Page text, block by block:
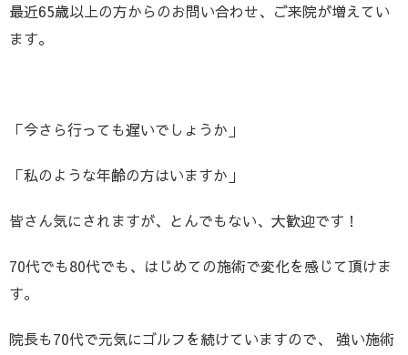
最近65歳以上の方からのお問い合わせ、ご来院が増えてい
ます。
「今さら行っても遅いでしょうか」
「私のような年齢の方はいますか」
皆さん気にされますが、とんでもない、大歓迎です！
70代でも80代でも、はじめての施術で変化を感じて頂けま
す。
院長も70代で元気にゴルフを続けていますので、 強い施術